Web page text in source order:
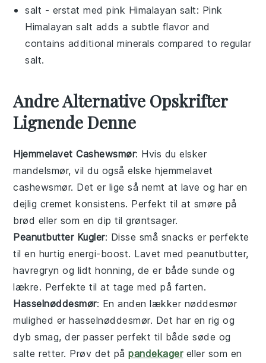
salt - erstat medpink Himalayan salt: Pink
Himalayan salt adds a subtle flavor and
contains additional minerals compared to regular
salt.
Andre Alternative Opskrifter
Lignende Denne
Hjemmelavet Cashewsmør: Hvis du elsker
mandelsmør, vil du også elske hjemmelavet
cashewsmør. Det er lige så nemt at lave og har en
dejlig cremet konsistens. Perfekt til at smøre på
brød eller som en dip til grøntsager.
Peanutbutter Kugler: Disse små snacks er perfekte
til en hurtig energi-boost. Lavet medpeanutbutter,
havregryn og lidt honning, de er både sunde og
lækre. Perfekte til at tage med på farten.
Hasselnøddesmør: En anden lækker nøddesmør
mulighed er hasselnøddesmør. Det har en rig og
dyb smag, der passer perfekt til både søde og
salte retter. Prøv det påpandekagereller som en